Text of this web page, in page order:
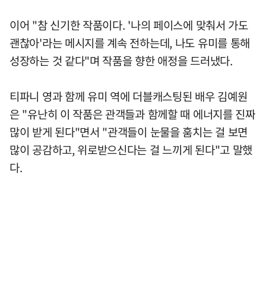
이어 "참 신기한 작품이다. '나의 페이스에 맞춰서 가도
괜찮아'라는 메시지를 계속 전하는데, 나도 유미를 통해
성장하는 것 같다"며 작품을 향한 애정을 드러냈다.
티파니 영과 함께 유미 역에 더블캐스팅된 배우 김예원
은 "유난히 이 작품은 관객들과 함께할 때 에너지를 진짜
많이 받게 된다"면서 "관객들이 눈물을 훔치는 걸 보면
많이 공감하고, 위로받으신다는 걸 느끼게 된다"고 말했
다.